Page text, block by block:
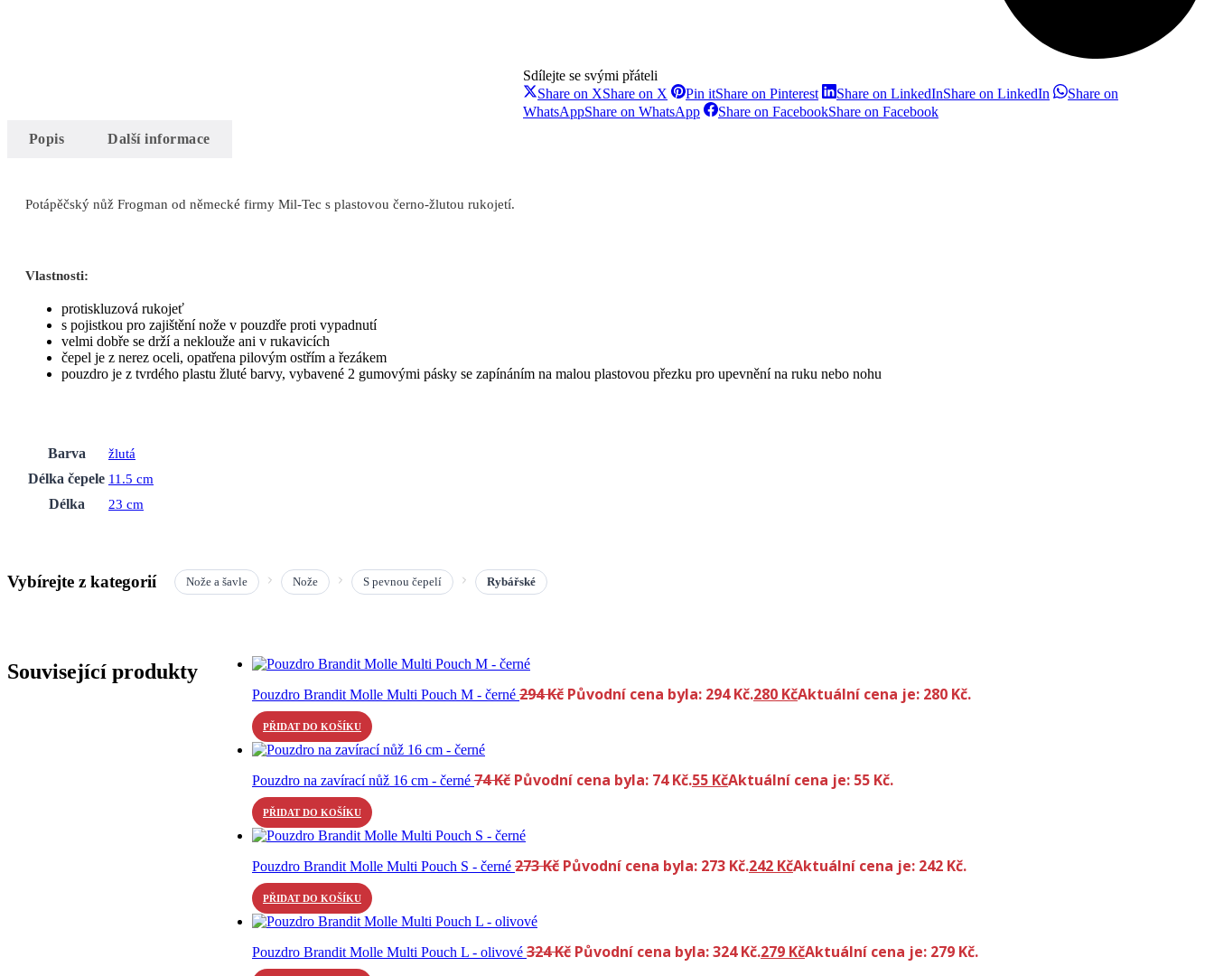
Sdílejte se svými přáteli
Share on XShare on X Pin itShare on Pinterest Share on LinkedInShare on LinkedIn
Share on
WhatsAppShare on WhatsApp Share on FacebookShare on Facebook
Popis
Další informace
Potápěčský nůž Frogman od německé firmy Mil-Tec s plastovou černo-žlutou rukojetí.
Vlastnosti:
protiskluzová rukojeť
s pojistkou pro zajištění nože v pouzdře proti vypadnutí
velmi dobře se drží a neklouže ani v rukavicích
čepel je z nerez oceli, opatřena pilovým ostřím a řezákem
pouzdro je z tvrdého plastu žluté barvy, vybavené 2 gumovými pásky se zapínáním na malou plastovou přezku pro upevnění na ruku nebo nohu
Barva
žlutá
Délka čepele 11.5 cm
Délka
23 cm
Vybírejte z kategorií Nože a šavle Nože S pevnou čepelí Rybářské
Související produkty
Pouzdro Brandit Molle Multi Pouch M - černé 294Kč Původní cena byla: 294 Kč.280 KčAktuální cena je: 280 Kč.
PŘIDAT DO KOŠÍKU
Pouzdro na zavírací nůž 16 cm - černé 74Kč Původní cena byla: 74 Kč.55 KčAktuální cena je: 55 Kč.
PŘIDAT DO KOŠÍKU
Pouzdro Brandit Molle Multi Pouch S - černé 273Kč Původní cena byla: 273 Kč.242 KčAktuální cena je: 242 Kč.
PŘIDAT DO KOŠÍKU
Pouzdro Brandit Molle Multi Pouch L - olivové 324Kč Původní cena byla: 324 Kč.279 KčAktuální cena je: 279 Kč.